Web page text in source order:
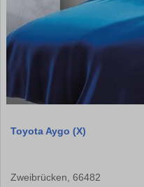
Toyota Aygo (X)
Zweibrücken, 66482